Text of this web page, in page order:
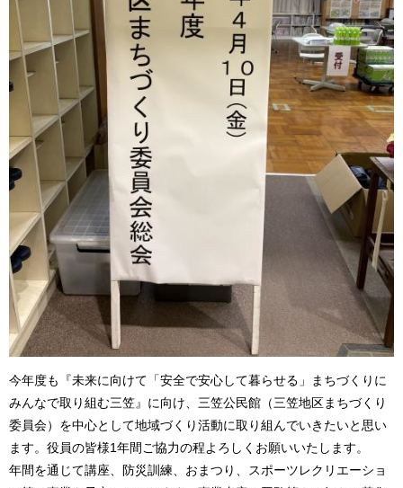
今年度も『未来に向けて「安全で安心して暮らせる」まちづくりに
みんなで取り組む三笠』に向け、三笠公民館（三笠地区まちづくり
委員会）を中心として地域づくり活動に取り組んでいきたいと思い
ます。役員の皆様1年間ご協力の程よろしくお願いいたします。
年間を通じて講座、防災訓練、おまつり、スポーツレクリエーショ